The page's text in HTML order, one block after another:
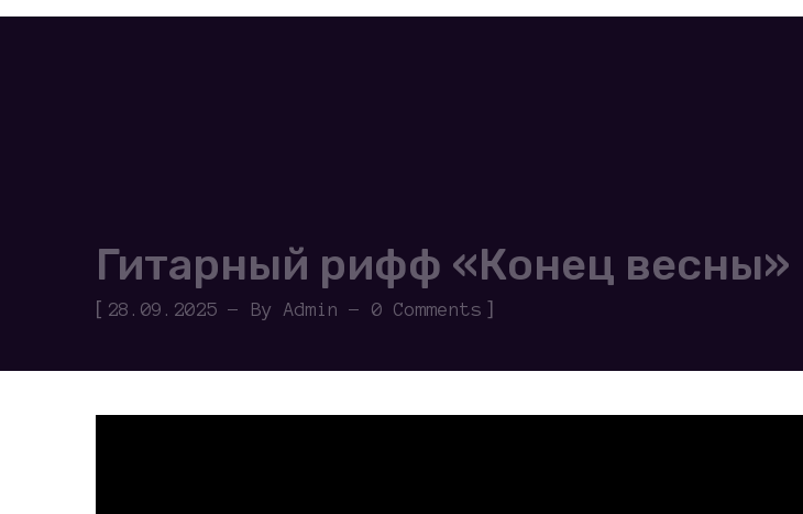
Гитарный рифф «Конец весны»
[ 28.09.2025 By Admin 0 Comments ]